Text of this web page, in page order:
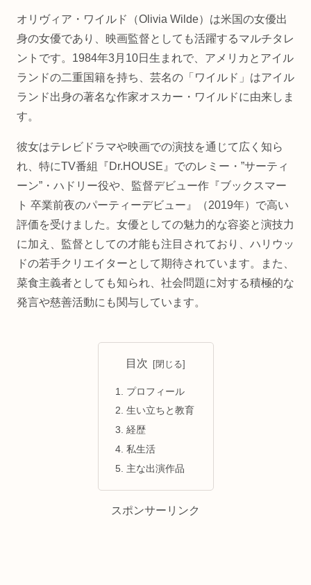
オリヴィア・ワイルド（Olivia Wilde）は米国の女優出
身の女優であり、映画監督としても活躍するマルチタレ
ントです。1984年3月10日生まれで、アメリカとアイル
ランドの二重国籍を持ち、芸名の「ワイルド」はアイル
ランド出身の著名な作家オスカー・ワイルドに由来しま
す。
彼女はテレビドラマや映画での演技を通じて広く知ら
れ、特にTV番組『Dr.HOUSE』でのレミー・”サーティ
ーン”・ハドリー役や、監督デビュー作『ブックスマー
ト 卒業前夜のパーティーデビュー』（2019年）で高い
評価を受けました。女優としての魅力的な容姿と演技力
に加え、監督としての才能も注目されており、ハリウッ
ドの若手クリエイターとして期待されています。また、
菜食主義者としても知られ、社会問題に対する積極的な
発言や慈善活動にも関与しています。
目次
プロフィール
生い立ちと教育
経歴
私生活
主な出演作品
スポンサーリンク